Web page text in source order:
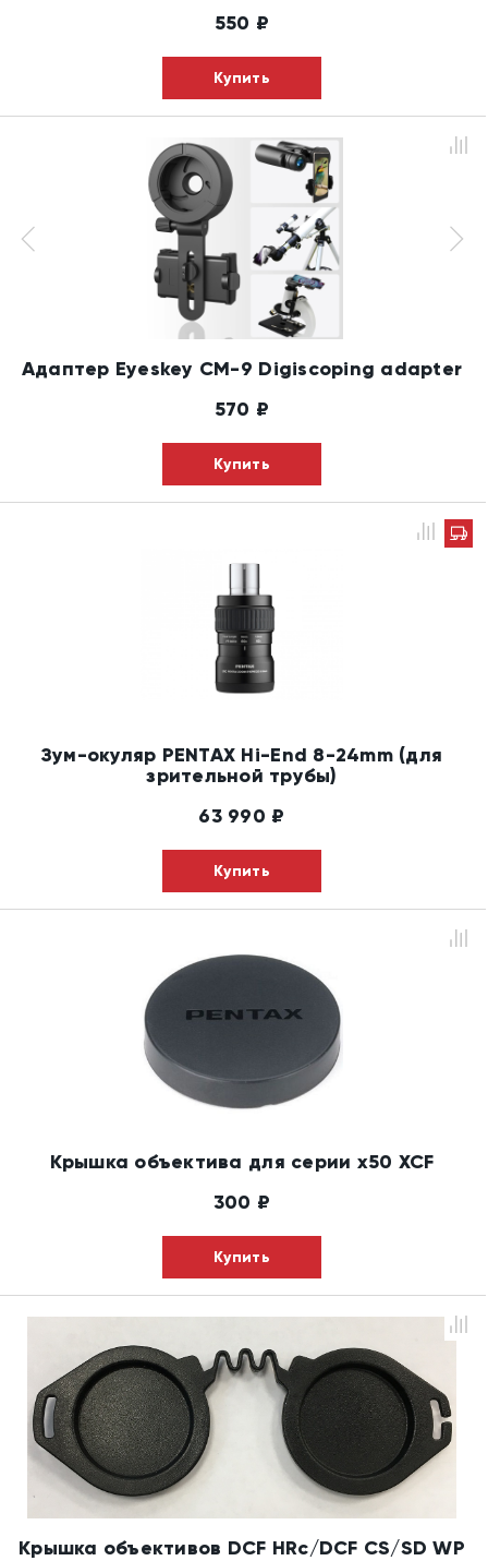
550 ₽
Купить
Адаптер Eyeskey CM-9 Digiscoping adapter
570 ₽
Купить
Зум-окуляр PENTAX Hi-End 8-24mm (для
зрительной трубы)
63 990 ₽
Купить
Крышка объектива для серии x50 XCF
300 ₽
Купить
Крышка объективов DCF HRc/DCF CS/SD WP